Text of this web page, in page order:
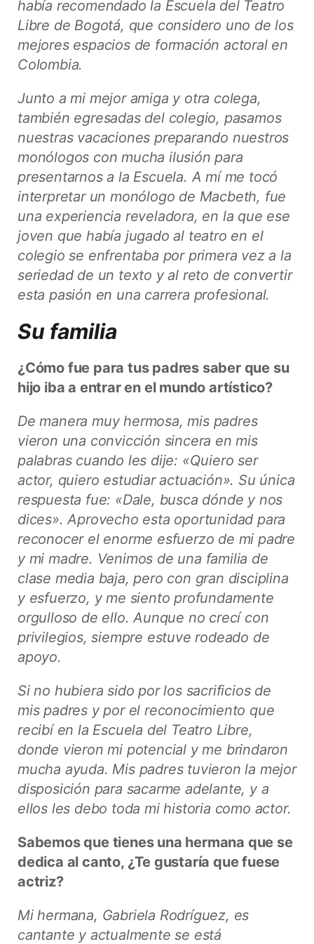
había recomendado la Escuela del Teatro
Libre de Bogotá, que considero uno de los
mejores espacios de formación actoral en
Colombia.
Junto a mi mejor amiga y otra colega,
también egresadas del colegio, pasamos
nuestras vacaciones preparando nuestros
monólogos con mucha ilusión para
presentarnos a la Escuela. A mí me tocó
interpretar un monólogo de Macbeth, fue
una experiencia reveladora, en la que ese
joven que había jugado al teatro en el
colegio se enfrentaba por primera vez a la
seriedad de un texto y al reto de convertir
esta pasión en una carrera profesional.
Su familia
¿Cómo fue para tus padres saber que su
hijo iba a entrar en el mundo artístico?
De manera muy hermosa, mis padres
vieron una convicción sincera en mis
palabras cuando les dije: «Quiero ser
actor, quiero estudiar actuación». Su única
respuesta fue: «Dale, busca dónde y nos
dices». Aprovecho esta oportunidad para
reconocer el enorme esfuerzo de mi padre
y mi madre. Venimos de una familia de
clase media baja, pero con gran disciplina
y esfuerzo, y me siento profundamente
orgulloso de ello. Aunque no crecí con
privilegios, siempre estuve rodeado de
apoyo.
Si no hubiera sido por los sacrificios de
mis padres y por el reconocimiento que
recibí en la Escuela del Teatro Libre,
donde vieron mi potencial y me brindaron
mucha ayuda. Mis padres tuvieron la mejor
disposición para sacarme adelante, y a
ellos les debo toda mi historia como actor.
Sabemos que tienes una hermana que se
dedica al canto, ¿Te gustaría que fuese
actriz?
Mi hermana, Gabriela Rodríguez, es
cantante y actualmente se está